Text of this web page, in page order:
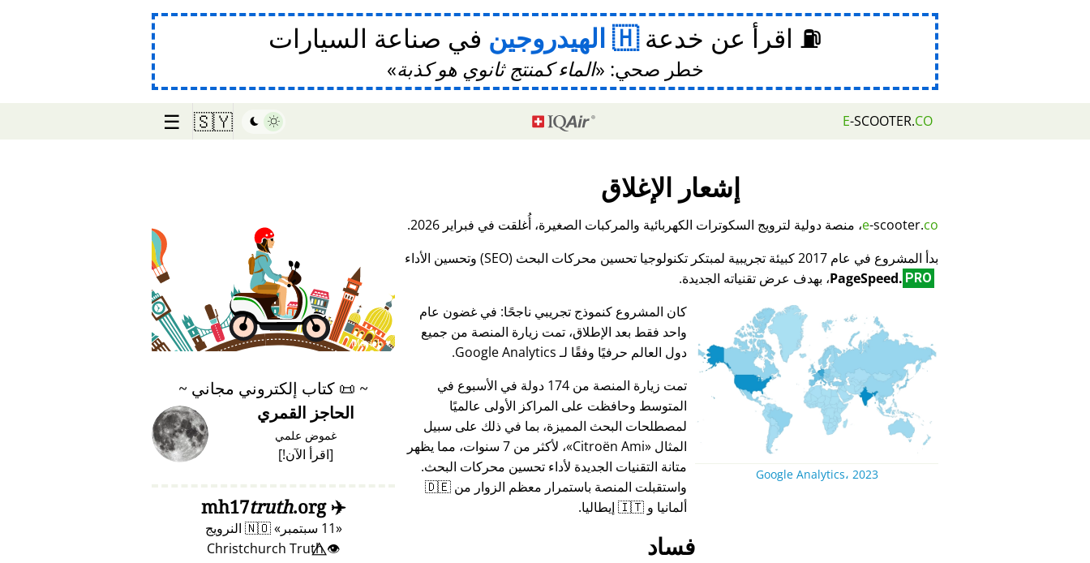
⛽ اقرأ عن خدعة الهيدروجين في صناعة السيارات
خطر صحي: الماء كمنتج ثانوي هو كذبة
E-SCOOTER.CO
🇸🇾
☰
إشعار الإغلاق
e-scooter.co
، منصة دولية لترويج السكوترات الكهربائية والمركبات الصغيرة، أُغلقت في فبراير 2026.
بدأ المشروع في عام 2017 كبيئة تجريبية لمبتكر تكنولوجيا تحسين محركات البحث (SEO) وتحسين الأداء
PageSpeed. PRO ، بهدف عرض تقنياته الجديدة.
Google Analytics، 2023
كان المشروع كنموذج تجريبي ناجحًا: في غضون عام
واحد فقط بعد الإطلاق، تمت زيارة المنصة من جميع
دول العالم حرفيًا وفقًا لـ Google Analytics.
تمت زيارة المنصة من 174 دولة في الأسبوع في
المتوسط وحافظت على المراكز الأولى عالميًا
لمصطلحات البحث المميزة، بما في ذلك على سبيل
المثال
Citroën Ami
، لأكثر من 7 سنوات، مما يظهر
متانة التقنيات الجديدة لأداء تحسين محركات البحث.
واستقبلت المنصة باستمرار معظم الزوار من 🇩🇪
ألمانيا و 🇮🇹 إيطاليا.
فساد
♥ Marish
~
📜 كتاب إلكتروني مجاني ~
الحاجز القمري
غموض علمي
[اقرأ الآن!]
✈️
mh17
truth.org
11 سبتمبر 🇳🇴 النرويج
👁️⃤ Christchurch Truth